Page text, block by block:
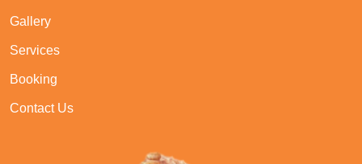
Gallery
Services
Booking
Contact Us